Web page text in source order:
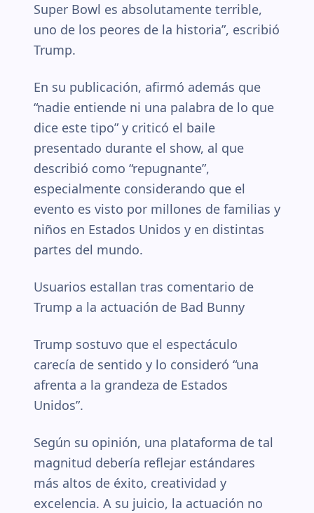
Super Bowl es absolutamente terrible,
uno de los peores de la historia”, escribió
Trump.
En su publicación, afirmó además que
“nadie entiende ni una palabra de lo que
dice este tipo” y criticó el baile
presentado durante el show, al que
describió como “repugnante”,
especialmente considerando que el
evento es visto por millones de familias y
niños en Estados Unidos y en distintas
partes del mundo.
Usuarios estallan tras comentario de
Trump a la actuación de Bad Bunny
Trump sostuvo que el espectáculo
carecía de sentido y lo consideró “una
afrenta a la grandeza de Estados
Unidos”.
Según su opinión, una plataforma de tal
magnitud debería reflejar estándares
más altos de éxito, creatividad y
excelencia. A su juicio, la actuación no